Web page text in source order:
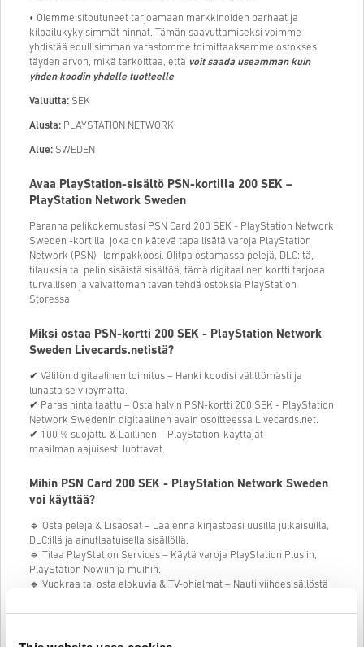
• Olemme sitoutuneet tarjoamaan markkinoiden parhaat ja
kilpailukykyisimmät hinnat. Tämän saavuttamiseksi voimme
yhdistää edullisimman varastomme toimittaaksemme ostoksesi
täyden arvon, mikä tarkoittaa, että voit saada useamman kuin
yhden koodin yhdelle tuotteelle.
Valuutta: SEK
Alusta: PLAYSTATION NETWORK
Alue: SWEDEN
Avaa PlayStation-sisältö PSN-kortilla 200 SEK –
PlayStation Network Sweden
Paranna pelikokemustasi PSN Card 200 SEK - PlayStation Network
Sweden -kortilla, joka on kätevä tapa lisätä varoja PlayStation
Network (PSN) -lompakkoosi. Olitpa ostamassa pelejä, DLC:itä,
tilauksia tai pelin sisäistä sisältöä, tämä digitaalinen kortti tarjoaa
turvallisen ja vaivattoman tavan tehdä ostoksia PlayStation
Storessa.
Miksi ostaa PSN-kortti 200 SEK - PlayStation Network
Sweden Livecards.netistä?
✔ Välitön digitaalinen toimitus – Hanki koodisi välittömästi ja
lunasta se viipymättä.
✔ Paras hinta taattu – Osta halvin PSN-kortti 200 SEK - PlayStation
Network Swedenin digitaalinen avain osoitteessa Livecards.net.
✔ 100 % suojattu & Laillinen – PlayStation-käyttäjät
maailmanlaajuisesti luottavat.
Mihin PSN Card 200 SEK - PlayStation Network Sweden
voi käyttää?
🔹 Osta pelejä & Lisäosat – Laajenna kirjastoasi uusilla julkaisuilla,
DLC:illä ja ainutlaatuisella sisällöllä.
🔹 Tilaa PlayStation Services – Käytä varoja PlayStation Plusiin,
PlayStation Nowiin ja muihin.
🔹 Vuokraa tai osta elokuvia & TV-ohjelmat – Nauti viihdesisällöstä
🔹 Paranna suosikkipelejäsi – Osta pelin sisäistä valuuttaa, skinejä